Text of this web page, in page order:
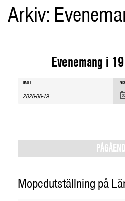
Arkiv:
Evenemang i
Evenemang
Views
Navigation
Evenemang
sök
DAG I
Mopedutställning på